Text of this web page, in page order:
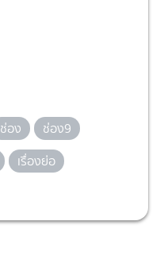
ช่อง
ช่อง9
เรื่องย่อ